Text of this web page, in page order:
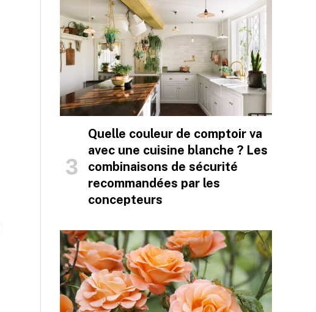
Quelle couleur de comptoir va
avec une cuisine blanche ? Les
combinaisons de sécurité
recommandées par les
concepteurs